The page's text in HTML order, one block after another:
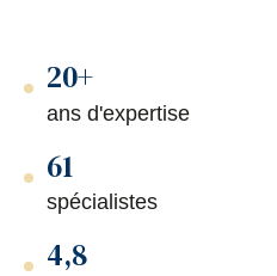
20+
ans d'expertise
61
spécialistes
4,8